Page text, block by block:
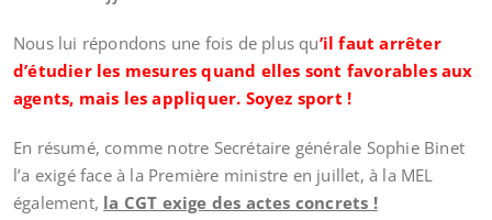
Nous lui répondons une fois de plus qu’il faut arrêter
d’étudier les mesures quand elles sont favorables aux
agents, mais les appliquer. Soyez sport !
En résumé, comme notre Secrétaire générale Sophie Binet
l’a exigé face à la Première ministre en juillet, à la MEL
également, la CGT exige des actes concrets !